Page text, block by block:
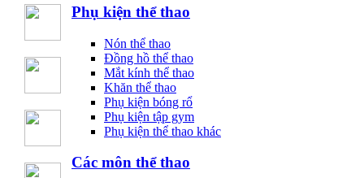
Phụ kiện thể thao
Nón thể thao
Đồng hồ thể thao
Mắt kính thể thao
Khăn thể thao
Phụ kiện bóng rổ
Phụ kiện tập gym
Phụ kiện thể thao khác
Các môn thể thao